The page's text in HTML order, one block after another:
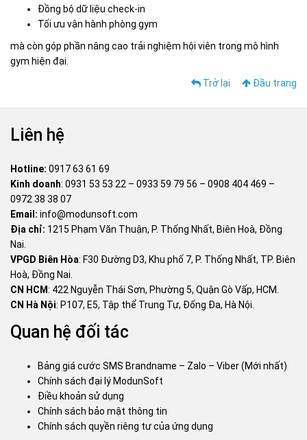
Đồng bộ dữ liệu check-in
Tối ưu vận hành phòng gym
mà còn góp phần nâng cao trải nghiệm hội viên trong mô hình
gym hiện đại.
Trở lại
Đầu trang
Liên hệ
Hotline: 0917 63 61 69
Kinh doanh: 0931 53 53 22 – 0933 59 79 56 – 0908 404 469 –
0972 38 38 07
Email: info@modunsoft.com
Địa chỉ: 1215 Phạm Văn Thuận, P. Thống Nhất, Biên Hoà, Đồng
Nai.
VPGD Biên Hòa: F30 Đường D3, Khu phố 7, P. Thống Nhất, TP. Biên
Hoà, Đồng Nai.
CN HCM: 422 Nguyễn Thái Sơn, Phường 5, Quận Gò Vấp, HCM.
CN Hà Nội: P107, E5, Tập thể Trung Tự, Đống Đa, Hà Nội.
Quan hệ đối tác
Bảng giá cước SMS Brandname – Zalo – Viber (Mới nhất)
Chính sách đại lý ModunSoft
Điều khoản sử dụng
Chính sách bảo mật thông tin
Chính sách quyền riêng tư của ứng dụng